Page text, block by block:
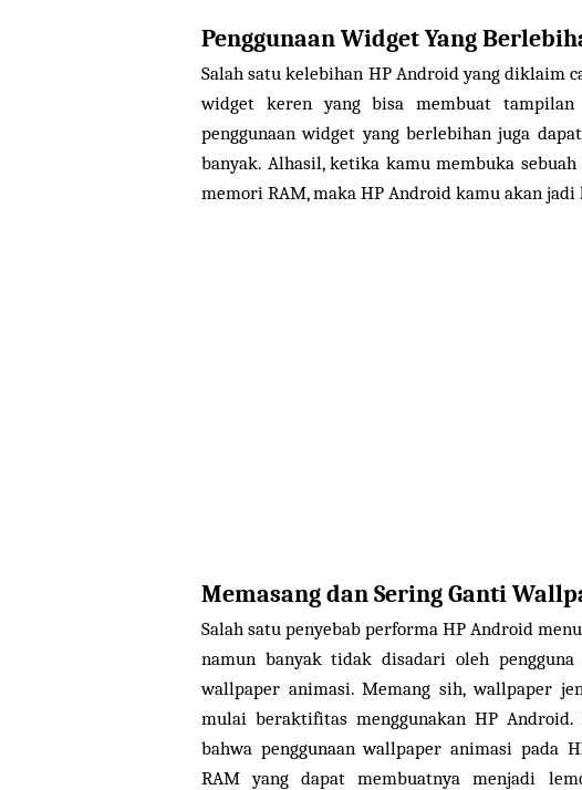
Penggunaan Widget Yang
Salah satu kelebihan HP Android yang diklaim
widget keren yang bisa membuat
penggunaan widget yang berlebihan juga
banyak. Alhasil, ketika kamu membuka
memori RAM, maka HP Android kamu akan
Memasang dan Sering Ganti
Salah satu penyebab performa HP Android
namun banyak tidak disadari oleh
wallpaper animasi. Memang sih, wallpaper
mulai beraktifitas menggunakan HP
bahwa penggunaan wallpaper animasi pada
RAM yang dapat membuatnya menjadi